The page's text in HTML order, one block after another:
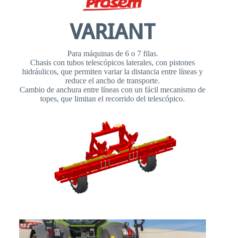
VARIANT
Para máquinas de 6 o 7 filas.
Chasis con tubos telescópicos laterales, con pistones
hidráulicos, que permiten variar la distancia entre líneas y
reduce el ancho de transporte.
Cambio de anchura entre líneas con un fácil mecanismo de
topes, que limitan el recorrido del telescópico.